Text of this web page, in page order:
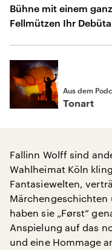
Bühne mit einem
Fellmützen Ihr
Aus dem
Tonart
Fallinn Wolff sind
Wahlheimat Köln
Fantasiewelten,
Märchengeschichten
haben sie „Først“
Anspielung auf das
und eine Hommage